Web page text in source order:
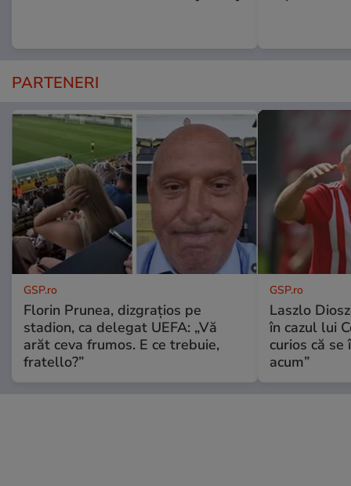
PARTENERI
GSP.ro
Florin Prunea, dizgrațios pe
stadion, ca delegat UEFA: „Vă
arăt ceva frumos. E ce trebuie,
fratello?”
GSP.ro
Laszlo
în cazul lui
curios că
acum”